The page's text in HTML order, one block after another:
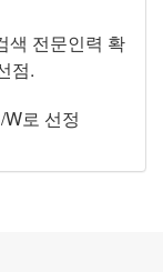
색 전문인력 확
점.
로 선정